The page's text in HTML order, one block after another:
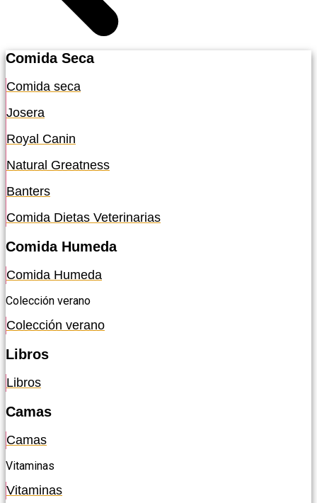
Comida Seca
Comida seca
Josera
Royal Canin
Natural Greatness
Banters
Comida Dietas Veterinarias
Comida Humeda
Comida Humeda
Colección verano
Colección verano
Libros
Libros
Camas
Camas
Vitaminas
Vitaminas